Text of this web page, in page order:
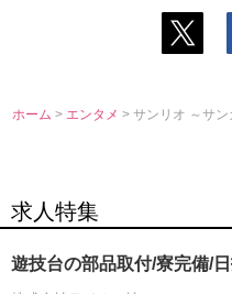
ホーム > エンタメ> サンリオ ～サ
求人特集
遊技台の部品取付/寮完備/